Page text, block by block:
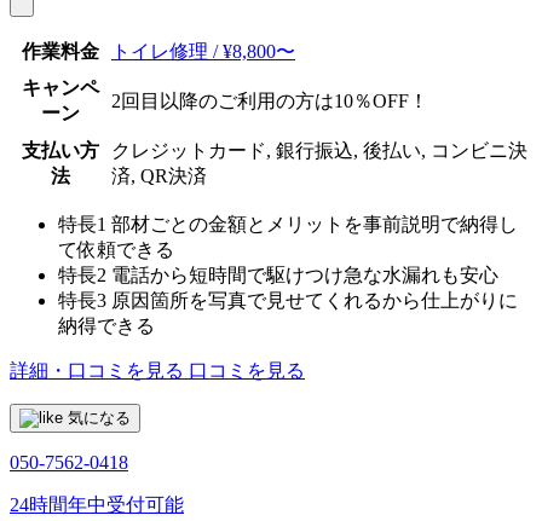
作業料金
トイレ修理 / ¥8,800〜
キャンペ
ーン
2回目以降のご利用の方は10％OFF！
支払い方
法
クレジットカード, 銀行振込, 後払い, コンビニ決
済, QR決済
特長1 部材ごとの金額とメリットを事前説明で納得し
て依頼できる
特長2 電話から短時間で駆けつけ急な水漏れも安心
特長3 原因箇所を写真で見せてくれるから仕上がりに
納得できる
詳細・口コミを見る 口コミを見る
気になる
050-7562-0418
24時間年中受付可能